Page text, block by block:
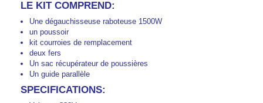
LE KIT COMPREND:
Une dégauchisseuse raboteuse 1500W
un poussoir
kit courroies de remplacement
deux fers
Un sac récupérateur de poussières
Un guide parallèle
SPECIFICATIONS: